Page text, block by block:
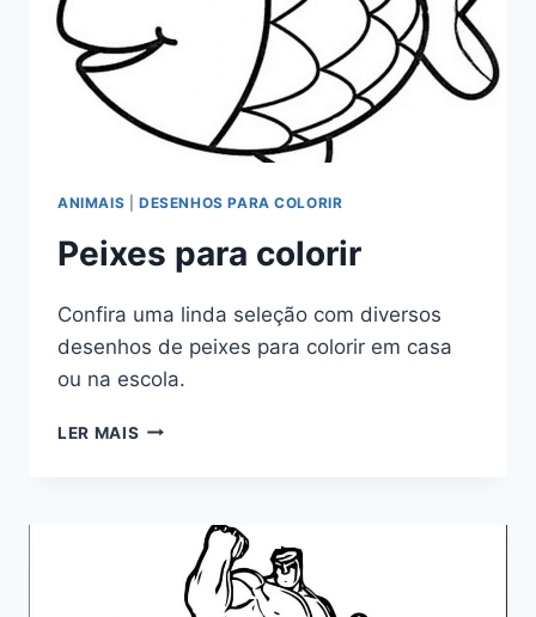
ANIMAIS DESENHOS PARA COLORIR
Peixes para colorir
Confira uma linda seleção com diversos
desenhos de peixes para colorir em casa
ou na escola.
LER MAIS PEIXES